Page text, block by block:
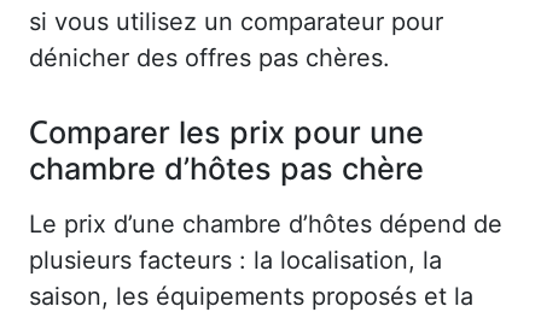
si vous utilisez un comparateur pour
dénicher des offres pas chères.
Comparer les prix pour une
chambre d’hôtes pas chère
Le prix d’une chambre d’hôtes dépend de
plusieurs facteurs : la localisation, la
saison, les équipements proposés et la